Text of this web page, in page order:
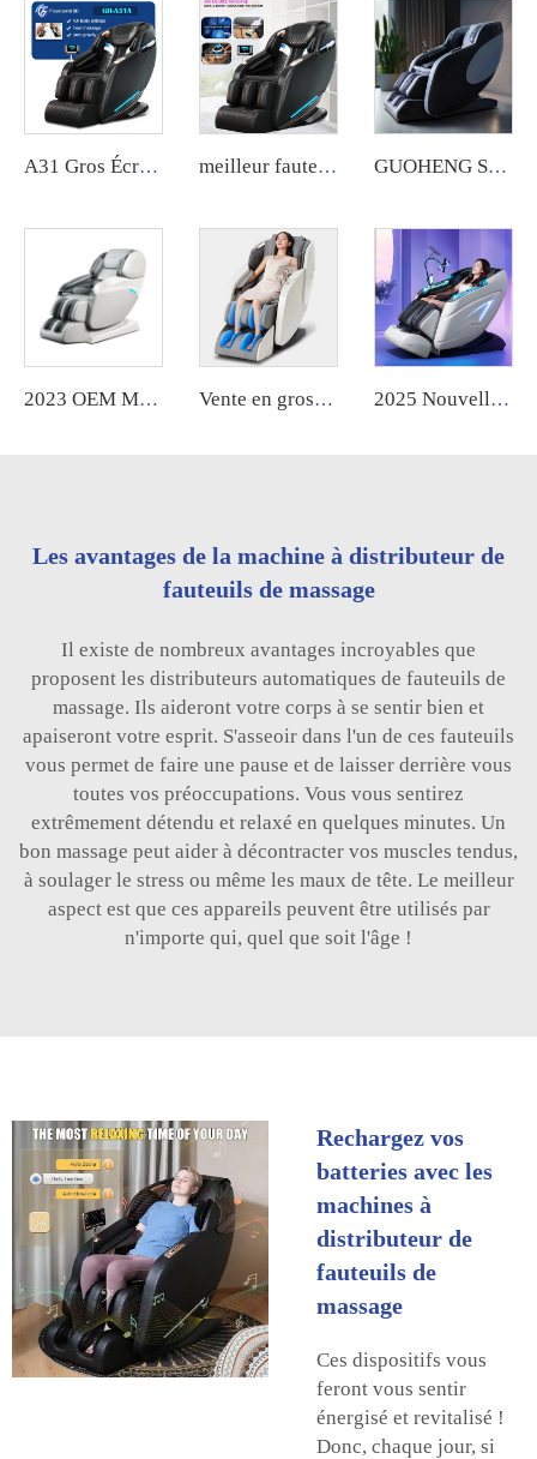
A31 Gros Écran tactile Pieds 8D Électrique Gravité zéro Luxe Chaise de massage Massage complet du corps Prix Chaise de massage meilleur fauteuil de massage chinois avec chauffage et fauteuil relax électrique pour enfants, fauteuils de massage XXL avec massage 4D, zéro gravité et extension de luxe GUOHENG SL Track 4D Corps Entier Vente en gros d'usine Haute qualité Intelligent 3d Zéro Gravité Usage domestique Fauteuil de Massage pour Pieds
2023 OEM Meilleure Vente Chaise de Massage Shiatsu Chaise Électrique pour Pieds Intelligente Chaise avec Chauffage Massage 3D 4D Gravité Zéro Chaise de Massage pour Corps Entier Prix Vente en gros d'usine, fauteuil de massage à domicile 4D à corps entier et Zero Gravity de haute qualité pas cher avec massage des pieds 2025 Nouvelle Génération Machine à Masser Robotisée Massage Thérapeutique Relaxation Musculaire Totale Chaise de Massage Luxe Corps Entier
Les avantages de la machine à distributeur de
fauteuils de massage
Il existe de nombreux avantages incroyables que
proposent les distributeurs automatiques de fauteuils de
massage. Ils aideront votre corps à se sentir bien et
apaiseront votre esprit. S'asseoir dans l'un de ces fauteuils
vous permet de faire une pause et de laisser derrière vous
toutes vos préoccupations. Vous vous sentirez
extrêmement détendu et relaxé en quelques minutes. Un
bon massage peut aider à décontracter vos muscles tendus,
à soulager le stress ou même les maux de tête. Le meilleur
aspect est que ces appareils peuvent être utilisés par
n'importe qui, quel que soit l'âge !
Rechargez vos
batteries avec les
machines à
distributeur de
fauteuils de
massage
Ces dispositifs vous
feront vous sentir
énergisé et revitalisé !
Donc, chaque jour, si